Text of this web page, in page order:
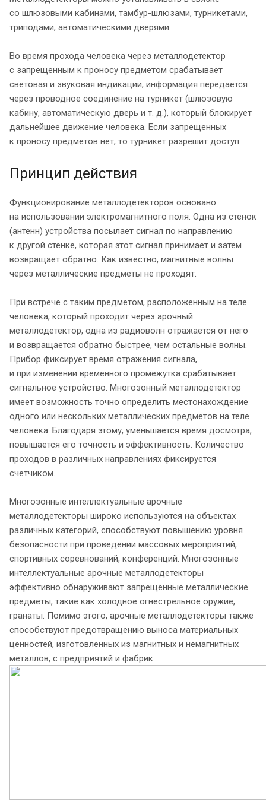
со шлюзовыми кабинами, тамбур-шлюзами, турникетами,
триподами, автоматическими дверями.
Во время прохода человека через металлодетектор
с запрещенным к проносу предметом срабатывает
световая и звуковая индикации, информация передается
через проводное соединение на турникет (шлюзовую
кабину, автоматическую дверь и т. д.), который блокирует
дальнейшее движение человека. Если запрещенных
к проносу предметов нет, то турникет разрешит доступ.
Принцип действия
Функционирование металлодетекторов основано
на использовании электромагнитного поля. Одна из стенок
(антенн) устройства посылает сигнал по направлению
к другой стенке, которая этот сигнал принимает и затем
возвращает обратно. Как известно, магнитные волны
через металлические предметы не проходят.
При встрече с таким предметом, расположенным на теле
человека, который проходит через арочный
металлодетектор, одна из радиоволн отражается от него
и возвращается обратно быстрее, чем остальные волны.
Прибор фиксирует время отражения сигнала,
и при изменении временного промежутка срабатывает
сигнальное устройство. Многозонный металлодетектор
имеет возможность точно определить местонахождение
одного или нескольких металлических предметов на теле
человека. Благодаря этому, уменьшается время досмотра,
повышается его точность и эффективность. Количество
проходов в различных направлениях фиксируется
счетчиком.
Многозонные интеллектуальные арочные
металлодетекторы широко используются на объектах
различных категорий, способствуют повышению уровня
безопасности при проведении массовых мероприятий,
спортивных соревнований, конференций. Многозонные
интеллектуальные арочные металлодетекторы
эффективно обнаруживают запрещённые металлические
предметы, такие как холодное огнестрельное оружие,
гранаты. Помимо этого, арочные металлодетекторы также
способствуют предотвращению выноса материальных
ценностей, изготовленных из магнитных и немагнитных
металлов, с предприятий и фабрик.